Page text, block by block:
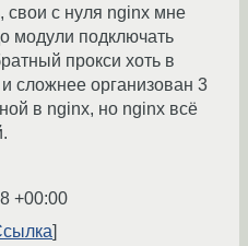
свои с нуля nginx мне
модули подключать
прокси хоть в
сложнее организован 3
в nginx, но nginx всё
+00:00